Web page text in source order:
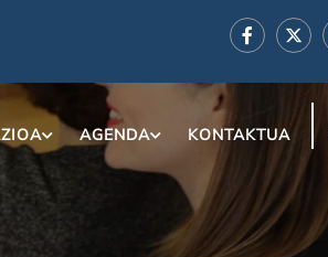
AGENDA KONTAKTUA